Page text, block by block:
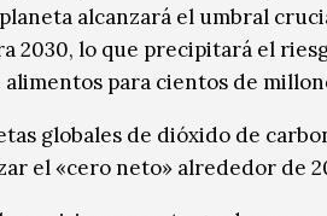
alcanzará el umbral
2030, lo que precipitará el
para cientos de
globales de dióxido de
el «cero neto» alrededor de